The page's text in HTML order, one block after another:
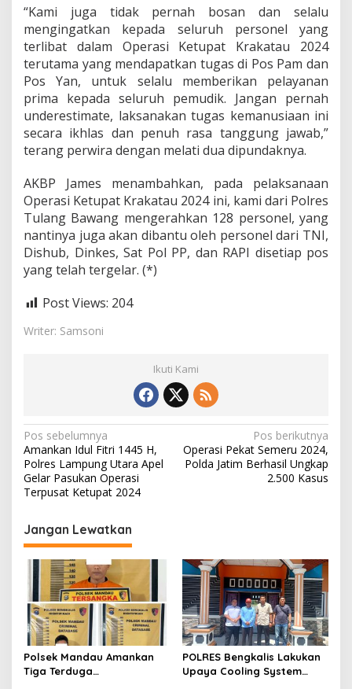
s
a
n
g
D
i
s
i
a
p
a
n
“Kami juga tidak pernah bosan dan selalu
mengingatkan kepada seluruh personel yang
terlibat dalam Operasi Ketupat Krakatau 2024
terutama yang mendapatkan tugas di Pos Pam dan
Pos Yan, untuk selalu memberikan pelayanan
prima kepada seluruh pemudik. Jangan pernah
underestimate, laksanakan tugas kemanusiaan ini
secara ikhlas dan penuh rasa tanggung jawab,”
terang perwira dengan melati dua dipundaknya.
AKBP James menambahkan, pada pelaksanaan
Operasi Ketupat Krakatau 2024 ini, kami dari Polres
Tulang Bawang mengerahkan 128 personel, yang
nantinya juga akan dibantu oleh personel dari TNI,
Dishub, Dinkes, Sat Pol PP, dan RAPI disetiap pos
yang telah tergelar. (*)
Post Views: 204
Writer: Samsoni
Ikuti Kami
N
a
v
i
g
a
s
p
o
s
Pos sebelumnya
Amankan Idul Fitri 1445 H,
Polres Lampung Utara Apel
Gelar Pasukan Operasi
Terpusat Ketupat 2024
Pos berikutnya
Operasi Pekat Semeru 2024,
Polda Jatim Berhasil Ungkap
2.500 Kasus
Jangan Lewatkan
Polsek Mandau Amankan
Tiga Terduga
POLRES Bengkalis Lakukan
Upaya Cooling System